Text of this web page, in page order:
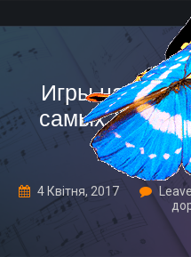
Игры на
самых
4 Квітня, 2017